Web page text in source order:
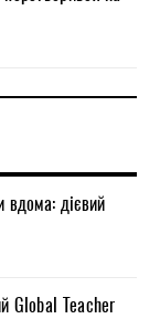
вдома: дієвий
Global Teacher